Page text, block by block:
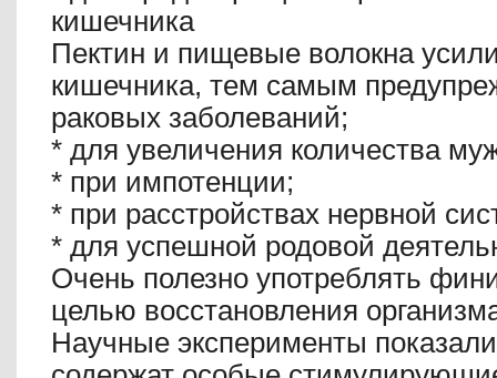
кишечника
Пектин и пищевые волокна
кишечника, тем самым
раковых заболеваний;
* для увеличения количества
* при импотенции;
* при расстройствах нервной
* для успешной родовой
Очень полезно употреблять
целью восстановления
Научные эксперименты